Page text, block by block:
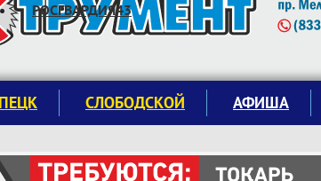
РОСГВАРДИЯ43
СЛОБОДСКОЙ АФИША